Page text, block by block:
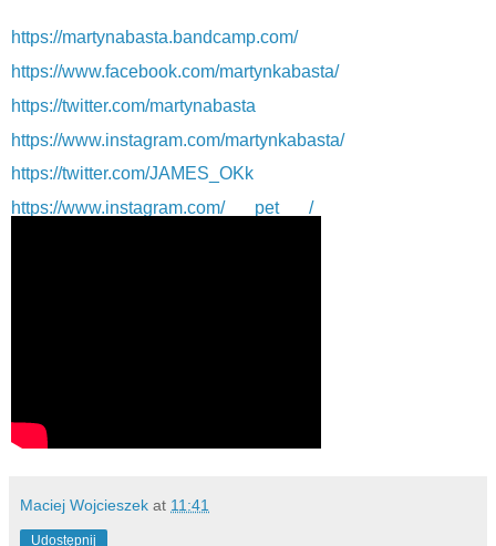
https://martynabasta.bandcamp.com/
https://www.facebook.com/martynkabasta/
https://twitter.com/martynabasta
https://www.instagram.com/martynkabasta/
https://twitter.com/JAMES_OKk
https://www.instagram.com/___pet___/
Maciej Wojcieszek at 11:41
Udostępnij